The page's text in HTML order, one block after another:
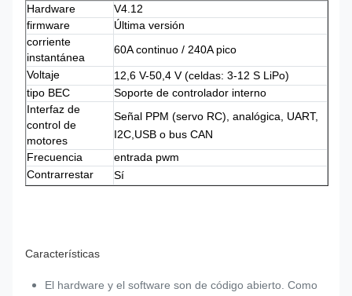
Hardware
V4.12
firmware
Última versión
corriente
instantánea
60A continuo / 240A pico
Voltaje
12,6 V-50,4 V (celdas: 3-12 S LiPo)
tipo BEC
Soporte de controlador interno
Interfaz de
control de
motores
Señal PPM (servo RC), analógica, UART,
I2C, USB o bus CAN
Frecuencia
entrada pwm
Contrarrestar
Sí
Características
El hardware y el software son de código abierto. Como